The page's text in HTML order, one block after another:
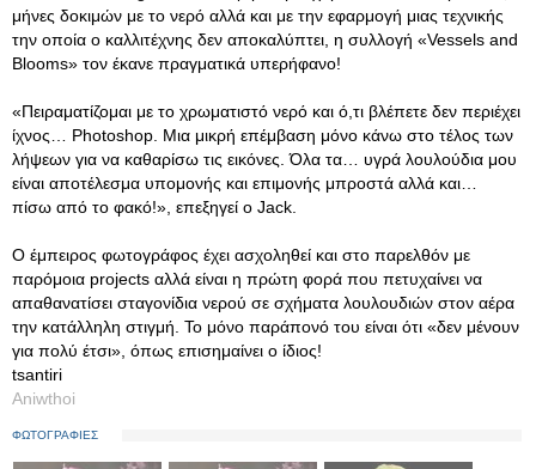
μήνες δοκιμών με το νερό αλλά και με την εφαρμογή μιας τεχνικής
την οποία ο καλλιτέχνης δεν αποκαλύπτει, η συλλογή «Vessels and
Blooms» τον έκανε πραγματικά υπερήφανο!
«Πειραματίζομαι με το χρωματιστό νερό και ό,τι βλέπετε δεν περιέχει
ίχνος… Photoshop. Μια μικρή επέμβαση μόνο κάνω στο τέλος των
λήψεων για να καθαρίσω τις εικόνες. Όλα τα… υγρά λουλούδια μου
είναι αποτέλεσμα υπομονής και επιμονής μπροστά αλλά και…
πίσω από το φακό!», επεξηγεί ο Jack.
O έμπειρος φωτογράφος έχει ασχοληθεί και στο παρελθόν με
παρόμοια projects αλλά είναι η πρώτη φορά που πετυχαίνει να
απαθανατίσει σταγονίδια νερού σε σχήματα λουλουδιών στον αέρα
την κατάλληλη στιγμή. Το μόνο παράπονό του είναι ότι «δεν μένουν
για πολύ έτσι», όπως επισημαίνει ο ίδιος!
tsantiri
Aniwthoi
ΦΩΤΟΓΡΑΦΙΕΣ